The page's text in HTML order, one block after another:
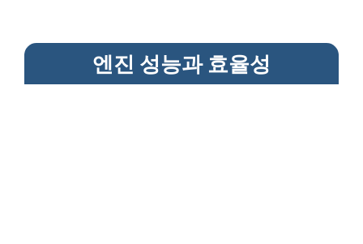
엔진 성능과 효율성